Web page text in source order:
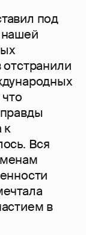
под
нашей
отстранили
к
Вся
в